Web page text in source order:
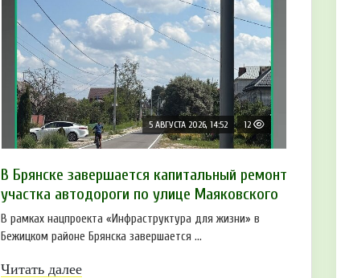
5 АВГУСТА 2026, 14:52 12
В Брянске завершается капитальный ремонт
участка автодороги по улице Маяковского
В рамках нацпроекта «Инфраструктура для жизни» в
Бежицком районе Брянска завершается ...
Читать далее